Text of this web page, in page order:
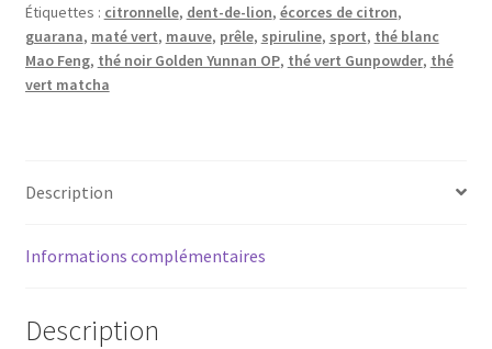
Étiquettes : citronnelle, dent-de-lion, écorces de citron,
guarana, maté vert, mauve, prêle, spiruline, sport, thé blanc
Mao Feng, thé noir Golden Yunnan OP, thé vert Gunpowder, thé
vert matcha
Description
Informations complémentaires
Description